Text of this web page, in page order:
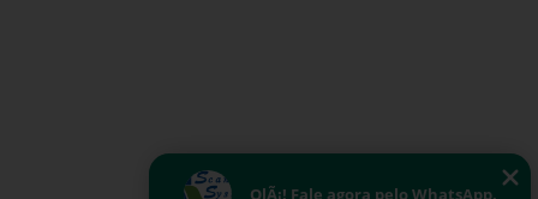
OlÃ¡! Fale agora pelo WhatsApp.